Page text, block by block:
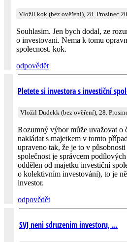
Vložil kok (bez ověření), 28. Prosinec
Souhlasim. Jen bych dodal, ze
o investovani. Nema k tomu
spolecnost. kok.
odpovědět
Pletete si investora s investiční
Vložil Dudekk (bez ověření), 28.
Rozumný výbor může uvažovat o
nakládat s majetkem v tomto
upraveno tak, že je to v
společnost je správcem
oddělen od majetku investiční
o kolektivním investování), to je
investor.
odpovědět
SVJ neni sdruzenim investoru, ...